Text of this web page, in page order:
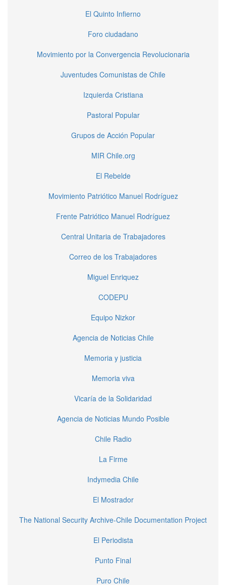
El Quinto Infierno
Foro ciudadano
Movimiento por la Convergencia Revolucionaria
Juventudes Comunistas de Chile
Izquierda Cristiana
Pastoral Popular
Grupos de Acción Popular
MIR Chile.org
El Rebelde
Movimiento Patriótico Manuel Rodríguez
Frente Patriótico Manuel Rodríguez
Central Unitaria de Trabajadores
Correo de los Trabajadores
Miguel Enriquez
CODEPU
Equipo Nizkor
Agencia de Noticias Chile
Memoria y justicia
Memoria viva
Vicaría de la Solidaridad
Agencia de Noticias Mundo Posible
Chile Radio
La Firme
Indymedia Chile
El Mostrador
The National Security Archive-Chile Documentation Project
El Periodista
Punto Final
Puro Chile